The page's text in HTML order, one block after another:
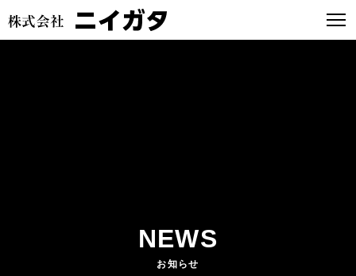
NEWS
お知らせ